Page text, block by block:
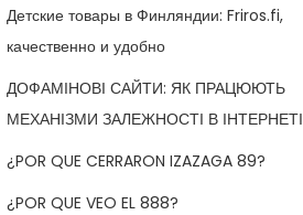
Детские товары в Финляндии: Friros.fi,
качественно и удобно
ДОФАМІНОВІ САЙТИ: ЯК ПРАЦЮЮТЬ
МЕХАНІЗМИ ЗАЛЕЖНОСТІ В ІНТЕРНЕТІ
¿POR QUE CERRARON IZAZAGA 89?
¿POR QUE VEO EL 888?